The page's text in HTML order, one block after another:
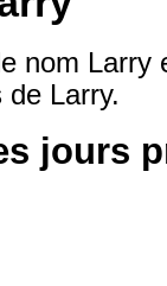
nom Larry
Larry.
jours